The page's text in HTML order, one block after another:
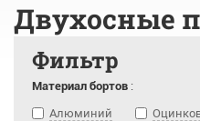
Двухосные
Фильтр
Материал бортов :
Алюминий